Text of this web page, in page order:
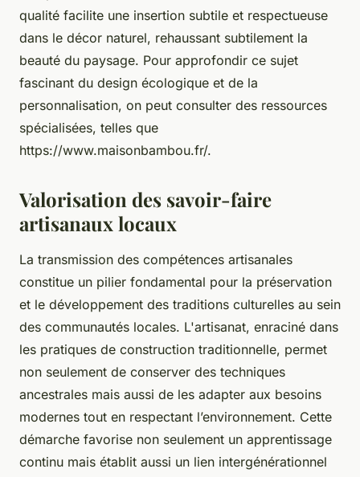
qualité facilite une insertion subtile et respectueuse
dans le décor naturel, rehaussant subtilement la
beauté du paysage. Pour approfondir ce sujet
fascinant du design écologique et de la
personnalisation, on peut consulter des ressources
spécialisées, telles que
https://www.maisonbambou.fr/.
Valorisation des savoir-faire
artisanaux locaux
La transmission des compétences artisanales
constitue un pilier fondamental pour la préservation
et le développement des traditions culturelles au sein
des communautés locales. L'artisanat, enraciné dans
les pratiques de construction traditionnelle, permet
non seulement de conserver des techniques
ancestrales mais aussi de les adapter aux besoins
modernes tout en respectant l’environnement. Cette
démarche favorise non seulement un apprentissage
continu mais établit aussi un lien intergénérationnel